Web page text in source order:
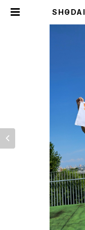
SHΘDAI